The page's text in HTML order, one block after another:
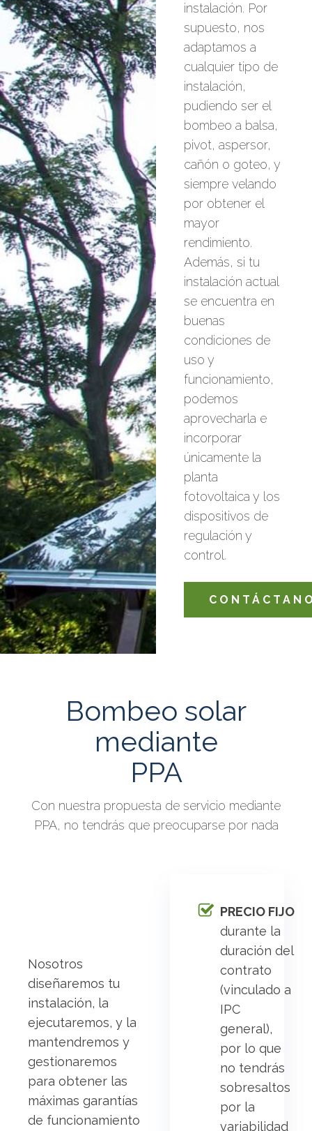
instalación. Por
supuesto, nos
adaptamos a
cualquier tipo de
instalación,
pudiendo ser el
bombeo a balsa,
pivot, aspersor,
cañón o goteo, y
siempre velando
por obtener el
mayor
rendimiento.
Además, si tu
instalación actual
se encuentra en
buenas
condiciones de
uso y
funcionamiento,
podemos
aprovecharla e
incorporar
únicamente la
planta
fotovoltaica y los
dispositivos de
regulación y
control.
Bombeo solar
mediante
PPA
Con nuestra propuesta de servicio mediante
PPA, no tendrás que preocuparse por nada
Nosotros
diseñaremos tu
instalación, la
ejecutaremos, y la
mantendremos y
gestionaremos
para obtener las
máximas garantías
de funcionamiento
PRECIO FIJO
durante la
duración del
contrato
(vinculado a
IPC
general),
por lo que
no tendrás
sobresaltos
por la
variabilidad